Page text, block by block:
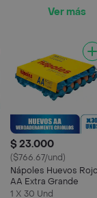
Ver más
$ 23.000
($766.67/und)
Nápoles Huevos
AA Extra Grande
1 X 30 Und